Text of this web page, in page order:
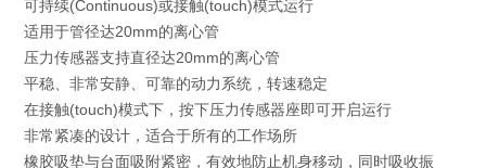
可持续(Continuous)或接触(touch)模式运行
适用于管径达20mm的离心管
压力传感器支持直径达20mm的离心管
平稳、非常安静、可靠的动力系统，转速稳定
在接触(touch)模式下，按下压力传感器座即可开启运行
非常紧凑的设计，适合于所有的工作场所
橡胶吸垫与台面吸附紧密，有效地防止机身移动，同时吸收振